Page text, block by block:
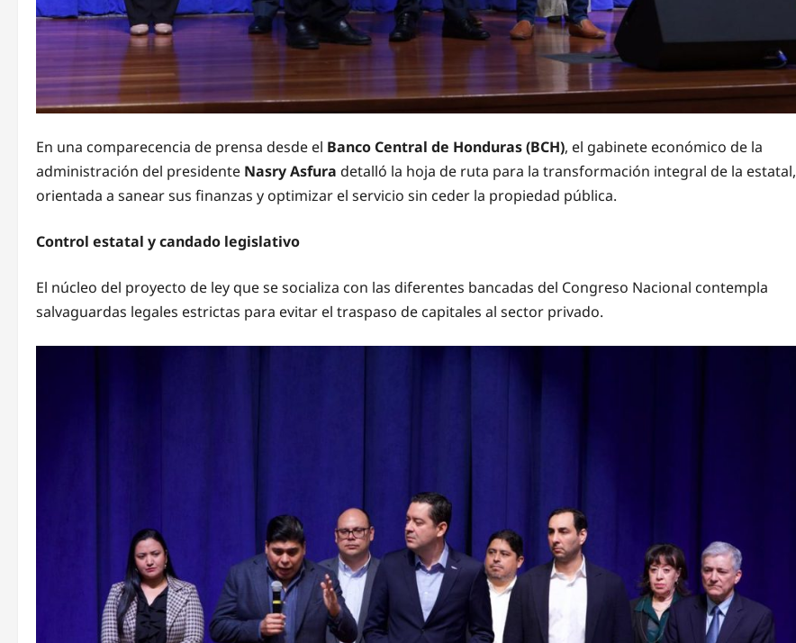
En una comparecencia de prensa desde el Banco Central de Honduras (BCH), el gabinete económico de la
administración del presidente Nasry Asfura detalló la hoja de ruta para la transformación integral de la estatal,
orientada a sanear sus finanzas y optimizar el servicio sin ceder la propiedad pública.
Control estatal y candado legislativo
El núcleo del proyecto de ley que se socializa con las diferentes bancadas del Congreso Nacional contempla
salvaguardas legales estrictas para evitar el traspaso de capitales al sector privado.